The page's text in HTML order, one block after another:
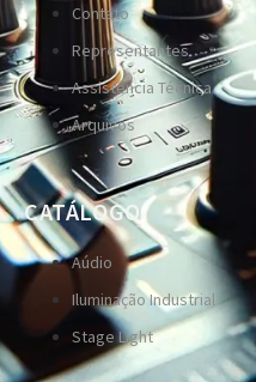
Contato
Representantes
Assistência Técnica
Arquivos
CATÁLOGO
Aúdio
Iluminação Industrial
Stage Light